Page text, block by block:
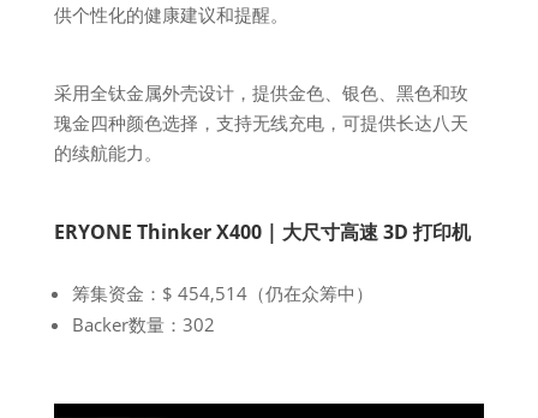
供个性化的健康建议和提醒。
采用全钛金属外壳设计，提供金色、银色、黑色和玫
瑰金四种颜色选择，支持无线充电，可提供长达八天
的续航能力。
ERYONE Thinker X400 | 大尺寸高速 3D 打印机
筹集资金：$ 454,514（仍在众筹中）
Backer数量：302